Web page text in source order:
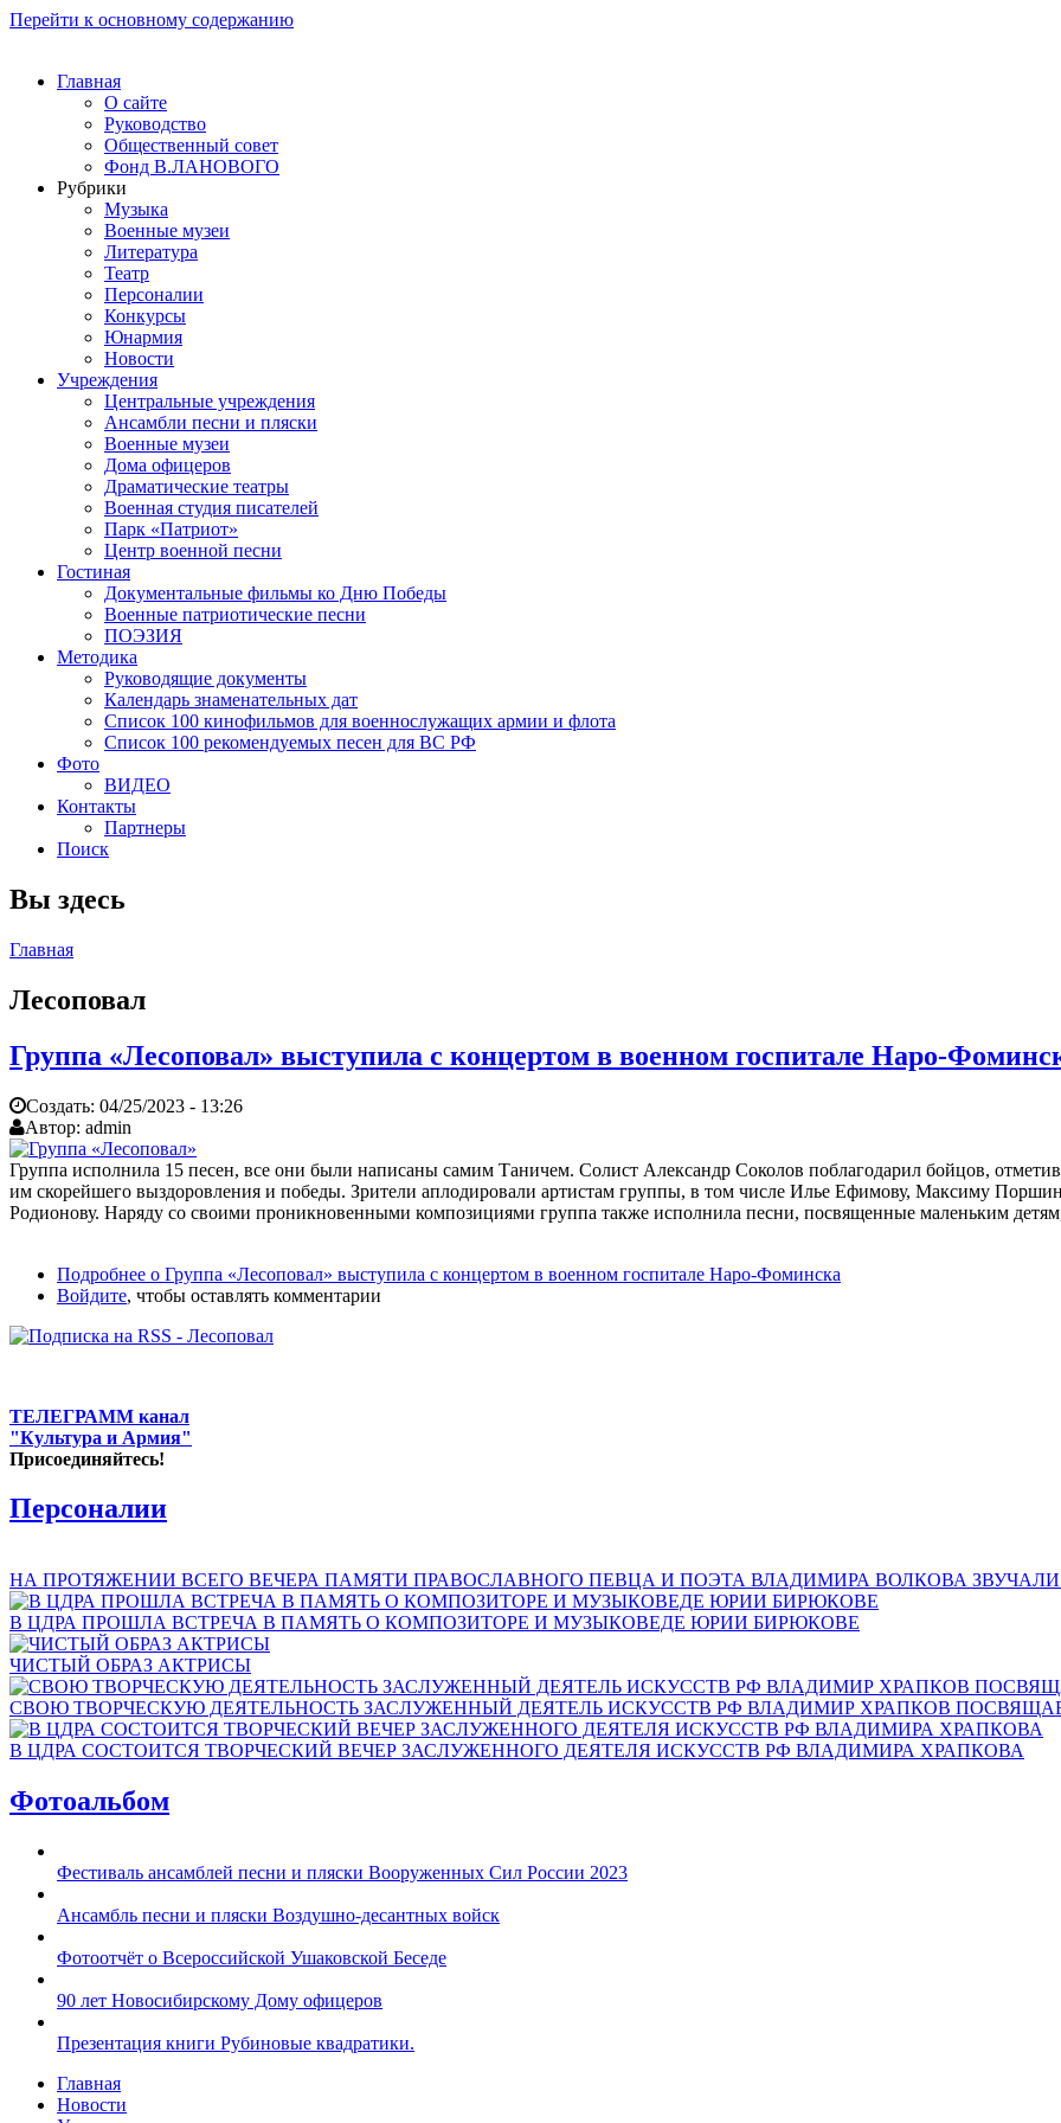
Перейти к основному содержанию
Главная
О сайте
Руководство
Общественный совет
Фонд В.ЛАНОВОГО
Рубрики
Музыка
Военные музеи
Литература
Театр
Персоналии
Конкурсы
Юнармия
Новости
Учреждения
Центральные учреждения
Ансамбли песни и пляски
Военные музеи
Дома офицеров
Драматические театры
Военная студия писателей
Парк «Патриот»
Центр военной песни
Гостиная
Документальные фильмы ко Дню Победы
Военные патриотические песни
ПОЭЗИЯ
Методика
Руководящие документы
Календарь знаменательных дат
Список 100 кинофильмов для военнослужащих армии и флота
Список 100 рекомендуемых песен для ВС РФ
Фото
ВИДЕО
Контакты
Партнеры
Поиск
Вы здесь
Главная
Лесоповал
Группа «Лесоповал» выступила с концертом в военном госпитале Наро-
Создать: 04/25/2023 - 13:26
Автор: admin
Группа исполнила 15 песен, все они были написаны самим Таничем. Солист Александр Соколов поблагодарил бойцов,
им скорейшего выздоровления и победы. Зрители аплодировали артистам группы, в том числе Илье Ефимову, Максиму
Родионову. Наряду со своими проникновенными композициями группа также исполнила песни, посвященные маленьким
Подробнее о Группа «Лесоповал» выступила с концертом в военном госпитале Наро-Фоминска
Войдите, чтобы оставлять комментарии
ТЕЛЕГРАММ канал
"Культура и Армия"
Присоединяйтесь!
Персоналии
НА ПРОТЯЖЕНИИ ВСЕГО ВЕЧЕРА ПАМЯТИ ПРАВОСЛАВНОГО ПЕВЦА И ПОЭТА ВЛАДИМИРА ВОЛКОВА
В ЦДРА ПРОШЛА ВСТРЕЧА В ПАМЯТЬ О КОМПОЗИТОРЕ И МУЗЫКОВЕДЕ ЮРИИ БИРЮКОВЕ
ЧИСТЫЙ ОБРАЗ АКТРИСЫ
СВОЮ ТВОРЧЕСКУЮ ДЕЯТЕЛЬНОСТЬ ЗАСЛУЖЕННЫЙ ДЕЯТЕЛЬ ИСКУССТВ РФ ВЛАДИМИР ХРАПКОВ
В ЦДРА СОСТОИТСЯ ТВОРЧЕСКИЙ ВЕЧЕР ЗАСЛУЖЕННОГО ДЕЯТЕЛЯ ИСКУССТВ РФ ВЛАДИМИРА ХРАПКОВА
Фотоальбом
Фестиваль ансамблей песни и пляски Вооруженных Сил России 2023
Ансамбль песни и пляски Воздушно-десантных войск
Фотоотчёт о Всероссийской Ушаковской Беседе
90 лет Новосибирскому Дому офицеров
Презентация книги Рубиновые квадратики.
Главная
Новости